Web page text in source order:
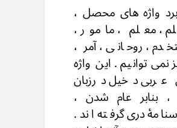
واژه های محصل ،
، معلم ، مامور ،
، روحانی ، آمر ،
نمی توانیم . این واژه
عربی دخیل درزبان
بنابر عام شدن ،
دری گرفته اند .